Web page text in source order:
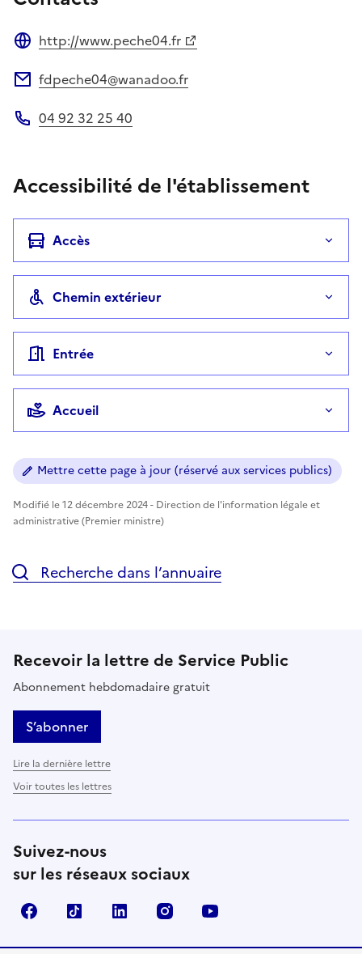
http://www.peche04.fr
fdpeche04@wanadoo.fr
04 92 32 25 40
Accessibilité de l'établissement
Accès
Chemin extérieur
Entrée
Accueil
Mettre cette page à jour (réservé aux services publics)
Modifié le 12 décembre 2024 - Direction de l'information légale et
administrative (Premier ministre)
Recherche dans l’annuaire
Recevoir la lettre de Service Public
Abonnement hebdomadaire gratuit
S’abonner
Lire la dernière lettre
Voir toutes les lettres
Suivez-nous
sur les réseaux sociaux
FacebookTikTok LinkedIn Instagram